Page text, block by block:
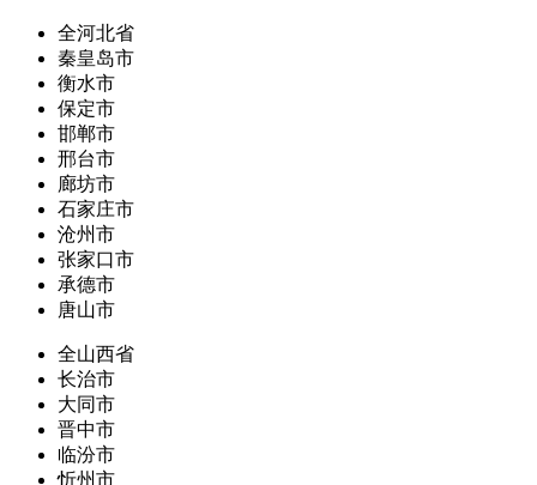
全河北省
秦皇岛市
衡水市
保定市
邯郸市
邢台市
廊坊市
石家庄市
沧州市
张家口市
承德市
唐山市
全山西省
长治市
大同市
晋中市
临汾市
忻州市